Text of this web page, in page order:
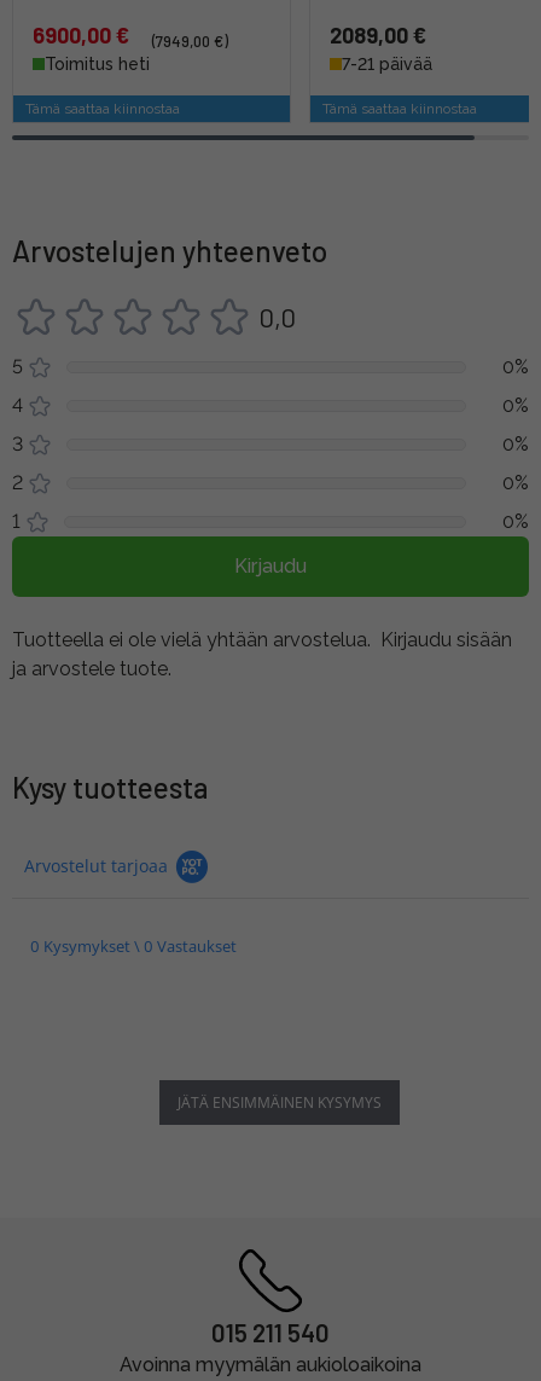
6900,00 €
(7949,00 €)
Toimitus heti
Tämä saattaa kiinnostaa
2089,00 €
7-21 päivää
Tämä saattaa kiinnostaa
Arvostelujen yhteenveto
0,0
5
0%
4
0%
3
0%
2
0%
1
0%
Kirjaudu
Tuotteella ei ole vielä yhtään arvostelua. Kirjaudu sisään
ja arvostele tuote.
Kysy tuotteesta
Arvostelut tarjoaa
0 Kysymykset \ 0 Vastaukset
JÄTÄ ENSIMMÄINEN KYSYMYS
015 211 540
Avoinna myymälän aukioloaikoina